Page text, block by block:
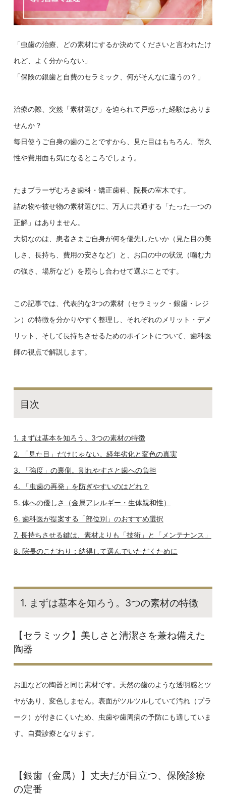
「虫歯の治療、どの素材にするか決めてくださいと言われたけ
れど、よく分からない」
「保険の銀歯と自費のセラミック、何がそんなに違うの？」
治療の際、突然「素材選び」を迫られて戸惑った経験はありま
せんか？
毎日使うご自身の歯のことですから、見た目はもちろん、耐久
性や費用面も気になるところでしょう。
たまプラーザむろき歯科・矯正歯科、院長の室木です。
詰め物や被せ物の素材選びに、万人に共通する「たった一つの
正解」はありません。
大切なのは、患者さまご自身が何を優先したいか（見た目の美
しさ、長持ち、費用の安さなど）と、お口の中の状況（噛む力
の強さ、場所など）を照らし合わせて選ぶことです。
この記事では、代表的な3つの素材（セラミック・銀歯・レジ
ン）の特徴を分かりやすく整理し、それぞれのメリット・デメ
リット、そして長持ちさせるためのポイントについて、歯科医
師の視点で解説します。
目次
1. まずは基本を知ろう。3つの素材の特徴
2. 「見た目」だけじゃない。経年劣化と変色の真実
3. 「強度」の裏側。割れやすさと歯への負担
4. 「虫歯の再発」を防ぎやすいのはどれ？
5. 体への優しさ（金属アレルギー・生体親和性）
6. 歯科医が提案する「部位別」のおすすめ選択
7. 長持ちさせる鍵は、素材よりも「技術」と「メンテナンス」
8. 院長のこだわり：納得して選んでいただくために
1. まずは基本を知ろう。3つの素材の特徴
【セラミック】美しさと清潔さを兼ね備えた
陶器
お皿などの陶器と同じ素材です。天然の歯のような透明感とツ
ヤがあり、変色しません。表面がツルツルしていて汚れ（プラ
ーク）が付きにくいため、虫歯や歯周病の予防にも適していま
す。自費診療となります。
【銀歯（金属）】丈夫だが目立つ、保険診療
の定番